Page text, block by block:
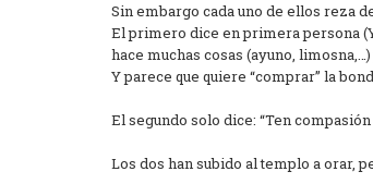
Sin embargo cada uno de ellos reza
El primero dice en primera persona
hace muchas cosas (ayuno,
Y parece que quiere “comprar” la
El segundo solo dice: “Ten compasión
Los dos han subido al templo a orar,